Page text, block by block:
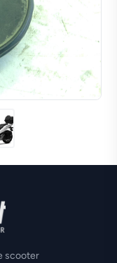
scooter